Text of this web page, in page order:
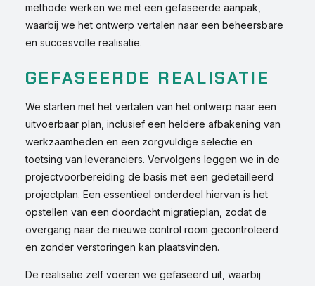
methode werken we met een gefaseerde aanpak,
waarbij we het ontwerp vertalen naar een beheersbare
en succesvolle realisatie.
GEFASEERDE REALISATIE
We starten met het vertalen van het ontwerp naar een
uitvoerbaar plan, inclusief een heldere afbakening van
werkzaamheden en een zorgvuldige selectie en
toetsing van leveranciers. Vervolgens leggen we in de
projectvoorbereiding de basis met een gedetailleerd
projectplan. Een essentieel onderdeel hiervan is het
opstellen van een doordacht migratieplan, zodat de
overgang naar de nieuwe control room gecontroleerd
en zonder verstoringen kan plaatsvinden.
De realisatie zelf voeren we gefaseerd uit, waarbij